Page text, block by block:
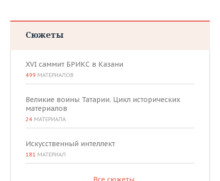
Сюжеты
XVI саммит БРИКС в Казани
499 МАТЕРИАЛОВ
Великие воины Татарии. Цикл исторических
материалов
24 МАТЕРИАЛА
Искусственный интеллект
181 МАТЕРИАЛ